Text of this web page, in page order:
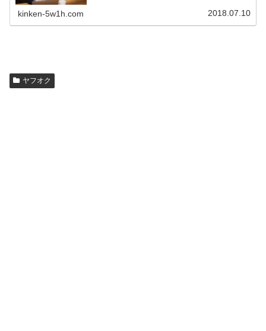
存知でしたか？これにはある理由があります。
kinken-5w1h.com 2018.07.10
ヤフオク